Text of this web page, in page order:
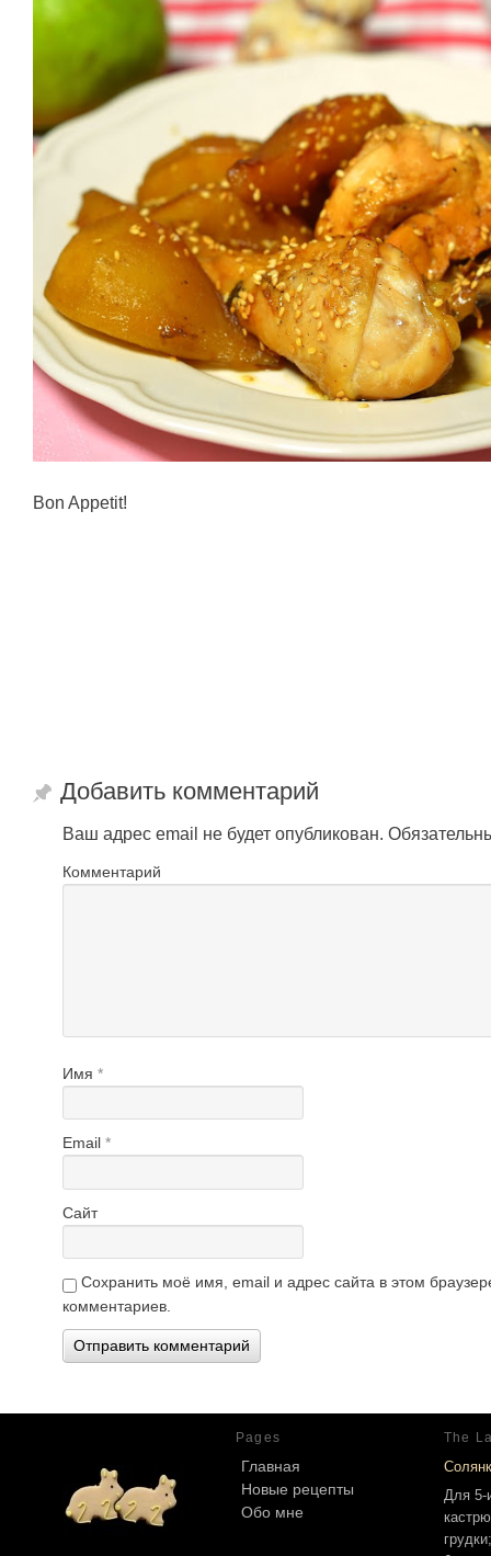
Bon Appetit!
Добавить комментарий
Ваш адрес email не будет опубликован.
Комментарий
Имя *
Email *
Сайт
Сохранить моё имя, email и адрес сайта в этом
комментариев.
Pages
Главная
Новые рецепты
Обо мне
The
Для 5-